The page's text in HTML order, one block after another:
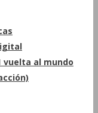
vuelta al mundo